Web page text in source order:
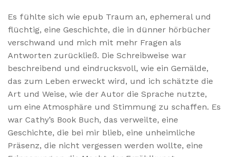
Es fühlte sich wie epub Traum an, ephemeral und
flüchtig, eine Geschichte, die in dünner hörbücher
verschwand und mich mit mehr Fragen als
Antworten zurückließ. Die Schreibweise war
beschreibend und eindrucksvoll, wie ein Gemälde,
das zum Leben erweckt wird, und ich schätzte die
Art und Weise, wie der Autor die Sprache nutzte,
um eine Atmosphäre und Stimmung zu schaffen. Es
war Cathy’s Book Buch, das verweilte, eine
Geschichte, die bei mir blieb, eine unheimliche
Präsenz, die nicht vergessen werden wollte, eine